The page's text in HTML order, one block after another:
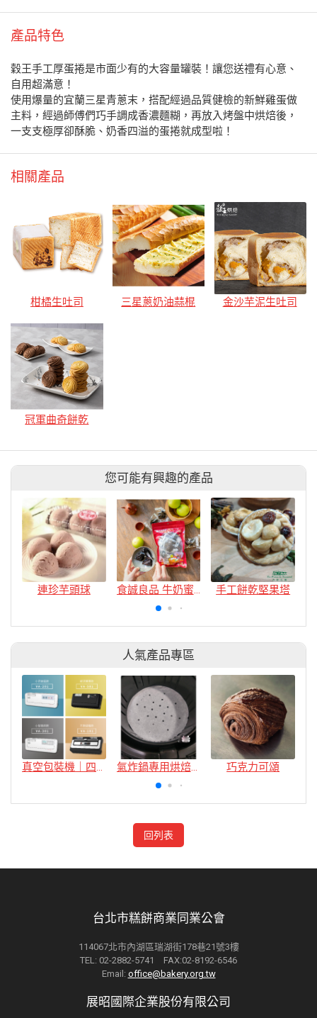
產品特色
穀王手工厚蛋捲是市面少有的大容量罐裝！讓您送禮有心意、
自用超滿意！
使用爆量的宜蘭三星青蔥末，搭配經過品質健檢的新鮮雞蛋做
主料，經過師傅們巧手調成香濃麵糊，再放入烤盤中烘焙後，
一支支極厚卻酥脆、奶香四溢的蛋捲就成型啦！
相關產品
柑橘生吐司 三星蔥奶油蒜棍 金沙芋泥生吐司
冠軍曲奇餅乾
您可能有興趣的產品
連珍芋頭球 食誠良品 牛奶蜜棗果乾 手工餅乾堅果塔
人氣產品專區
真空包裝機｜四款 氣炸鍋專用烘焙紙 巧克力可頌
回列表
台北市糕餅商業同業公會
114067北市內湖區瑞湖街178巷21號3樓
TEL: 02-2882-5741 FAX:02-8192-6546
Email: office@bakery.org.tw
展昭國際企業股份有限公司